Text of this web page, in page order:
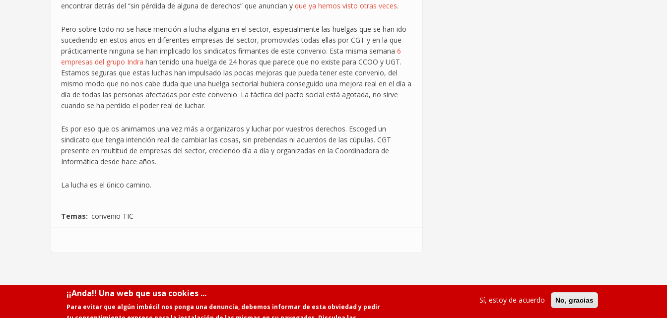
encontrar detrás del “sin pérdida de alguna de derechos” que anuncian y que ya hemos visto otras veces.
Pero sobre todo no se hace mención a lucha alguna en el sector, especialmente las huelgas que se han ido
sucediendo en estos años en diferentes empresas del sector, promovidas todas ellas por CGT y en la que
prácticamente ninguna se han implicado los sindicatos firmantes de este convenio. Esta misma semana 6
empresas del grupo Indra han tenido una huelga de 24 horas que parece que no existe para CCOO y UGT.
Estamos seguras que estas luchas han impulsado las pocas mejoras que pueda tener este convenio, del
mismo modo que no nos cabe duda que una huelga sectorial hubiera conseguido una mejora real en el día a
día de todas las personas afectadas por este convenio. La táctica del pacto social está agotada, no sirve
cuando se ha perdido el poder real de luchar.
Es por eso que os animamos una vez más a organizaros y luchar por vuestros derechos. Escoged un
sindicato que tenga intención real de cambiar las cosas, sin prebendas ni acuerdos de las cúpulas. CGT
presente en multitud de empresas del sector, creciendo día a día y organizadas en la Coordinadora de
Informática desde hace años.
La lucha es el único camino.
Temas convenio TIC
Powered byDrupal
¡¡Anda!! Una web que usa cookies ...
Para evitar que algún imbécil nos ponga una denuncia, debemos informar de esta obviedad y pedir
Sí, estoy de acuerdo No, gracias